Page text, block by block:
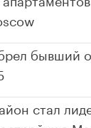
бывший
стал